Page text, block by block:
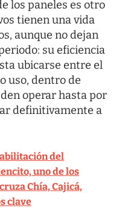
los paneles es otro
tienen una vida
aunque no dejan
su eficiencia
ubicarse entre el
uso, dentro de
operar hasta por
definitivamente a
del
uno de los
Chía, Cajicá,
clave